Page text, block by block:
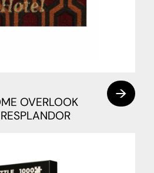
OVERLOOK